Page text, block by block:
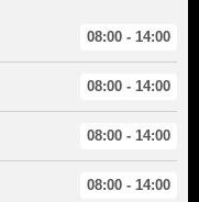
08:00 - 14:00
08:00 - 14:00
08:00 - 14:00
08:00 - 14:00